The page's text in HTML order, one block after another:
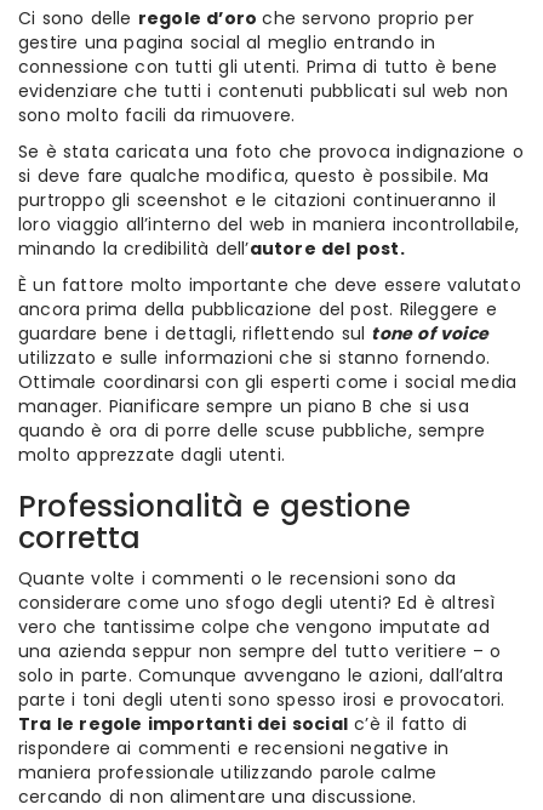
Ci sono delle regole d’oroche servono proprio per
gestire una pagina social al meglio entrando in
connessione con tutti gli utenti. Prima di tutto è bene
evidenziare che tutti i contenuti pubblicati sul web non
sono molto facili da rimuovere.
Se è stata caricata una foto che provoca indignazione o
si deve fare qualche modifica, questo è possibile. Ma
purtroppo gli sceenshot e le citazioni continueranno il
loro viaggio all’interno del web in maniera incontrollabile,
minando la credibilità dell’autore del post.
È un fattore molto importante che deve essere valutato
ancora prima della pubblicazione del post. Rileggere e
guardare bene i dettagli, riflettendo sul tone of voice
utilizzato e sulle informazioni che si stanno fornendo.
Ottimale coordinarsi con gli esperti come i social media
manager. Pianificare sempre un piano B che si usa
quando è ora di porre delle scuse pubbliche, sempre
molto apprezzate dagli utenti.
Professionalità e gestione
corretta
Quante volte i commenti o le recensioni sono da
considerare come uno sfogo degli utenti? Ed è altresì
vero che tantissime colpe che vengono imputate ad
una azienda seppur non sempre del tutto veritiere – o
solo in parte. Comunque avvengano le azioni, dall’altra
parte i toni degli utenti sono spesso irosi e provocatori.
Tra le regole importanti dei social c’è il fatto di
rispondere ai commenti e recensioni negative in
maniera professionale utilizzando parole calme
cercando di non alimentare una discussione.